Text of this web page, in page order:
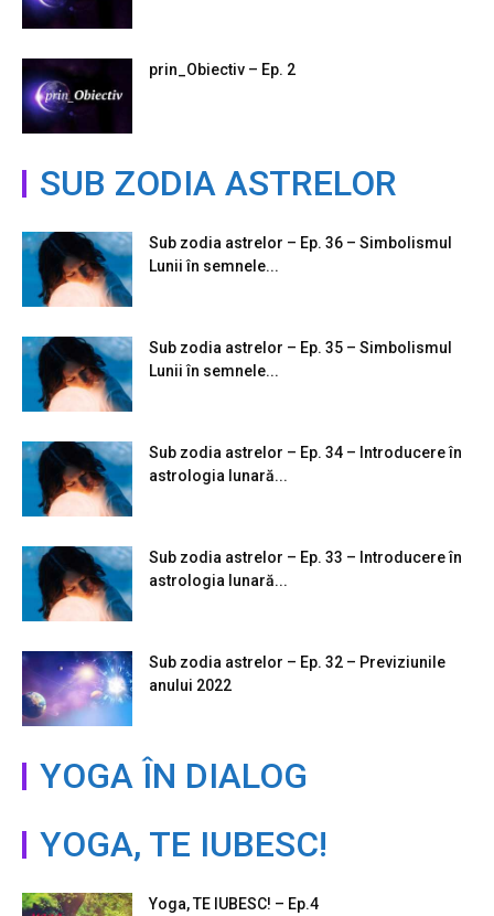
prin_Obiectiv – Ep. 2
SUB ZODIA ASTRELOR
Sub zodia astrelor – Ep. 36 – Simbolismul
Lunii în semnele...
Sub zodia astrelor – Ep. 35 – Simbolismul
Lunii în semnele...
Sub zodia astrelor – Ep. 34 – Introducere în
astrologia lunară...
Sub zodia astrelor – Ep. 33 – Introducere în
astrologia lunară...
Sub zodia astrelor – Ep. 32 – Previziunile
anului 2022
YOGA ÎN DIALOG
YOGA, TE IUBESC!
Yoga, TE IUBESC! – Ep.4